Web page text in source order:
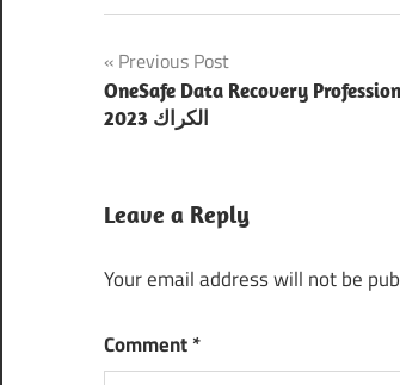
Post
navigation
Previous Post
OneSafe Data Recovery
الكراك 2023
Leave a Reply
Your email address will not be
Comment*